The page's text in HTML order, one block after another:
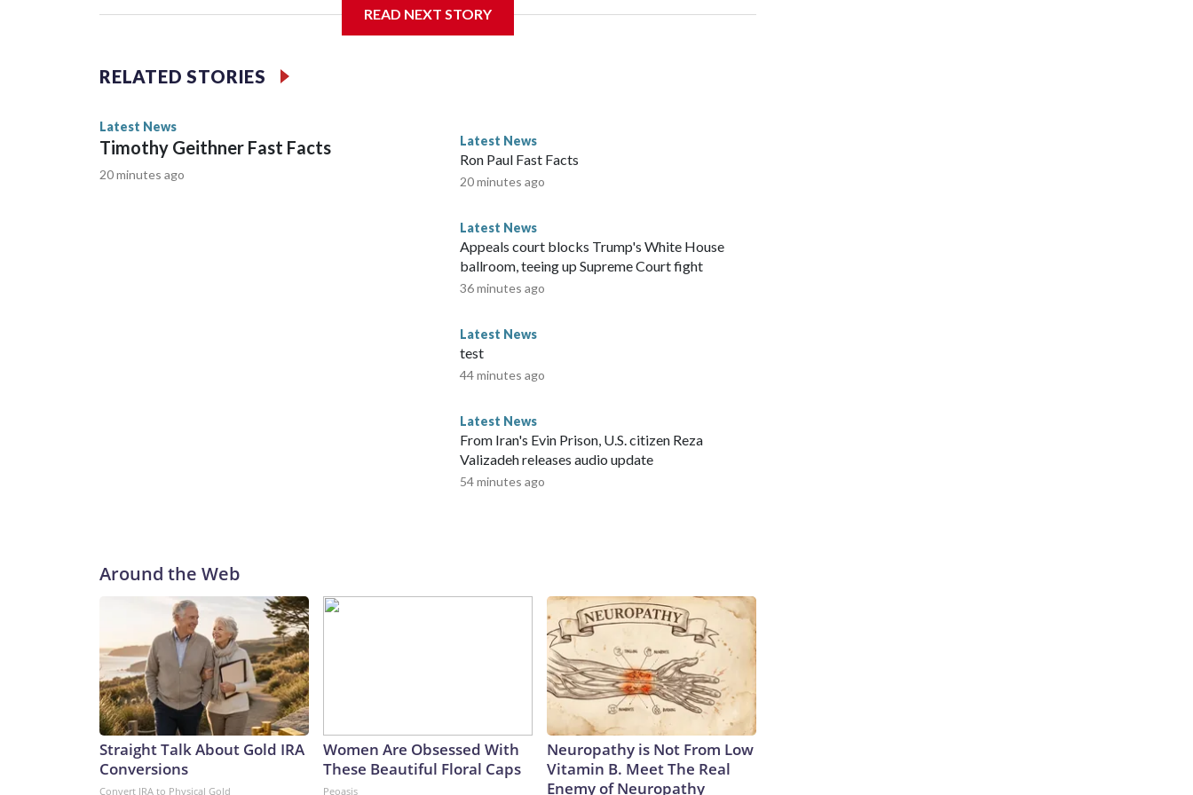
READ NEXT STORY
RELATED STORIES
Latest News
Timothy Geithner Fast Facts
20 minutes ago
Latest News
Ron Paul Fast Facts
20 minutes ago
Latest News
Appeals court blocks Trump's White House
ballroom, teeing up Supreme Court fight
36 minutes ago
Latest News
test
44 minutes ago
Latest News
From Iran's Evin Prison, U.S. citizen Reza
Valizadeh releases audio update
54 minutes ago
Around the Web
Straight Talk About Gold IRA
Conversions
Convert IRA to Physical Gold
Women Are Obsessed With
These Beautiful Floral Caps
Peoasis
Neuropathy is Not From Low
Vitamin B. Meet The Real
Enemy of Neuropathy